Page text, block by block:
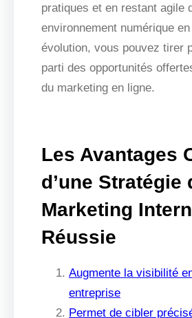
pratiques et en restant agile
environnement numérique
évolution, vous pouvez tirer
parti des opportunités
du marketing en ligne.
Les Avantages
d’une Stratégie
Marketing
Réussie
Augmente la visibilité
entreprise
Permet de cibler